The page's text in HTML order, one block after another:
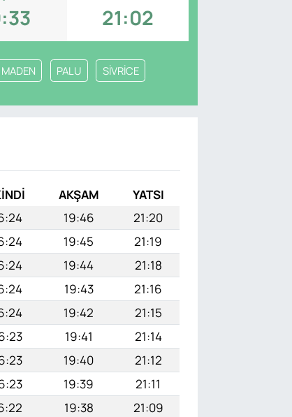
21:02
MADEN PALU SİVRİCE
AKŞAM
YATSI
19:46
21:20
19:45
21:19
19:44
21:18
19:43
21:16
19:42
21:15
19:41
21:14
19:40
21:12
19:39
21:11
19:38
21:09